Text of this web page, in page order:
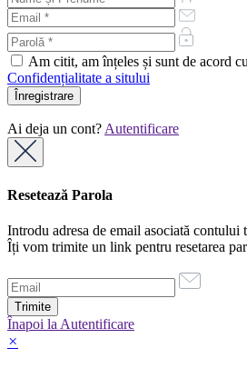
Am citit, am înțeles și sunt de acord
Confidențialitate a sitului
Ai deja un cont?Autentificare
Resetează Parola
Introdu adresa de email asociată contului
Îți vom trimite un link pentru resetarea
Înapoi la Autentificare
×